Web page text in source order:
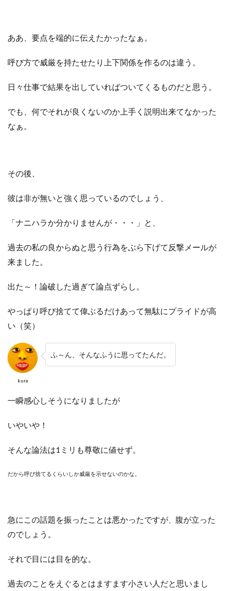
ああ、要点を端的に伝えたかったなぁ。
呼び方で威厳を持たせたり上下関係を作るのは違う。
日々仕事で結果を出していればついてくるものだと思う。
でも、何でそれが良くないのか上手く説明出来てなかった
なぁ。
その後、
彼は非が無いと強く思っているのでしょう、
「ナニハラか分かりませんが・・・」と、
過去の私の良からぬと思う行為をぶら下げて反撃メールが
来ました。
出た～！論破した過ぎて論点ずらし。
やっぱり呼び捨てて偉ぶるだけあって無駄にプライドが高
い（笑）
kura
ふ～ん、そんなふうに思ってたんだ。
一瞬感心しそうになりましたが
いやいや！
そんな論法は1ミリも尊敬に値せず。
だから呼び捨てるくらいしか威厳を示せないのかな。
急にこの話題を振ったことは悪かったですが
腹が立った
のでしょう。
それで目には目を的な。
過去のことをえぐるとはますます小さい人だと思いまし